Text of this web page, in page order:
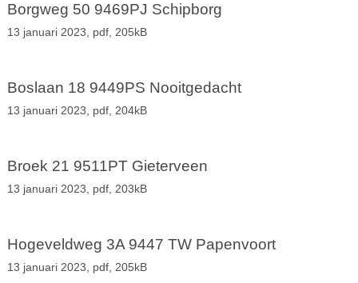
Borgweg 50 9469PJ Schipborg
13 januari 2023, pdf, 205kB
Boslaan 18 9449PS Nooitgedacht
13 januari 2023, pdf, 204kB
Broek 21 9511PT Gieterveen
13 januari 2023, pdf, 203kB
Hogeveldweg 3A 9447 TW Papenvoort
13 januari 2023, pdf, 205kB